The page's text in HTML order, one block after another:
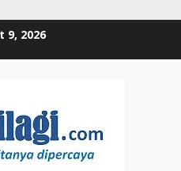
9, 2026